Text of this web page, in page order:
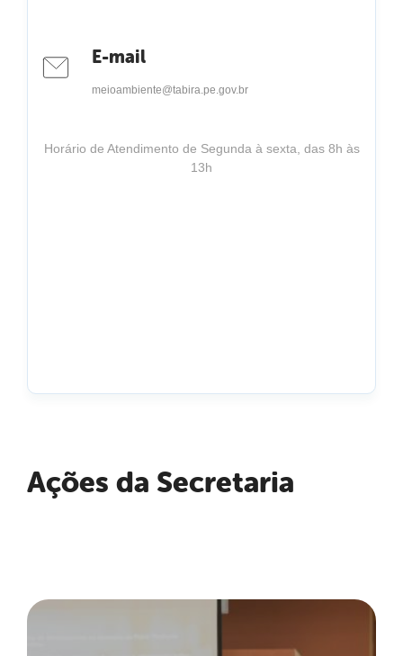
E-mail
meioambiente@tabira.pe.gov.br
Horário de Atendimento de Segunda à sexta, das 8h às
13h
Ações da Secretaria